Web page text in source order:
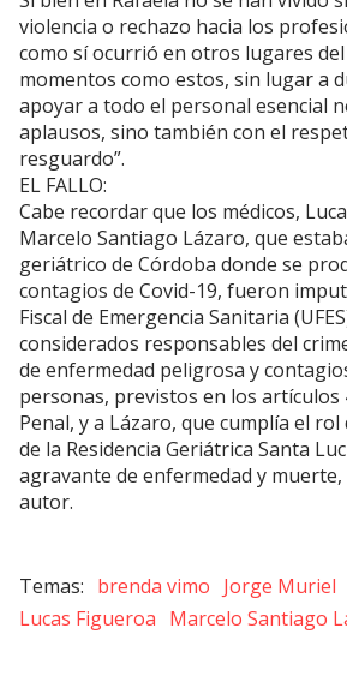
violencia o rechazo hacia los
como sí ocurrió en otros lugares del
momentos como estos, sin lugar a
apoyar a todo el personal esencial
aplausos, sino también con el
resguardo”.
EL FALLO:
Cabe recordar que los médicos,
Marcelo Santiago Lázaro, que
geriátrico de Córdoba donde se
contagios de Covid-19, fueron
Fiscal de Emergencia Sanitaria
considerados responsables del
de enfermedad peligrosa y
personas, previstos en los artículos
Penal, y a Lázaro, que cumplía el
de la Residencia Geriátrica Santa
agravante de enfermedad y muerte,
autor.
brenda vimo Jorge Muriel
Lucas Figueroa Marcelo Santiago